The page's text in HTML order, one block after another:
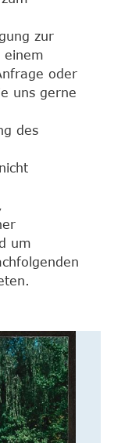
zur
einem
oder
uns gerne
des
um